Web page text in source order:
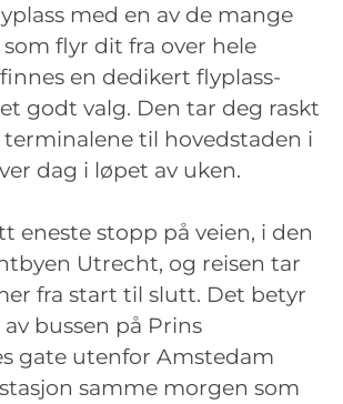
med en av de mange
flyr dit fra over hele
en dedikert flyplass-
godt valg. Den tar deg raskt
til hovedstaden i
dag i løpet av uken.
eneste stopp på veien, i den
Utrecht, og reisen tar
fra start til slutt. Det betyr
bussen på Prins
gate utenfor Amstedam
samme morgen som